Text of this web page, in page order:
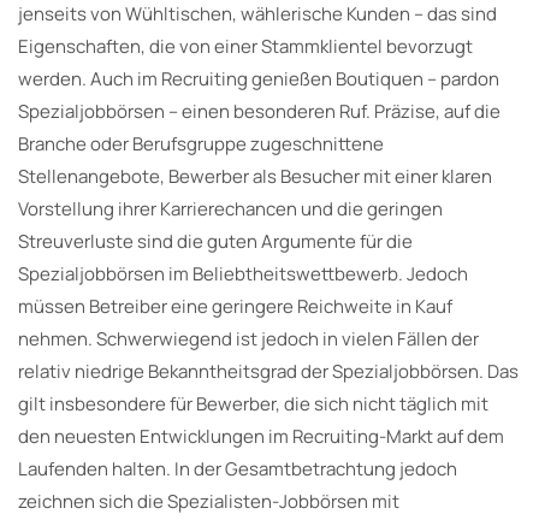
jenseits von Wühltischen, wählerische Kunden – das sind
Eigenschaften, die von einer Stammklientel bevorzugt
werden. Auch im Recruiting genießen Boutiquen – pardon
Spezialjobbörsen – einen besonderen Ruf. Präzise, auf die
Branche oder Berufsgruppe zugeschnittene
Stellenangebote, Bewerber als Besucher mit einer klaren
Vorstellung ihrer Karrierechancen und die geringen
Streuverluste sind die guten Argumente für die
Spezialjobbörsen im Beliebtheitswettbewerb. Jedoch
müssen Betreiber eine geringere Reichweite in Kauf
nehmen. Schwerwiegend ist jedoch in vielen Fällen der
relativ niedrige Bekanntheitsgrad der Spezialjobbörsen. Das
gilt insbesondere für Bewerber, die sich nicht täglich mit
den neuesten Entwicklungen im Recruiting-Markt auf dem
Laufenden halten. In der Gesamtbetrachtung jedoch
zeichnen sich die Spezialisten-Jobbörsen mit